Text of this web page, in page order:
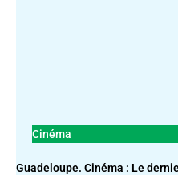
Cinéma
Guadeloupe. Cinéma : Le